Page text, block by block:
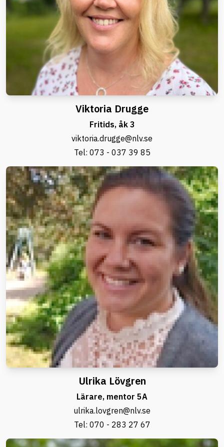
Viktoria Drugge
Fritids, åk 3
viktoria.drugge@nlv.se
Tel: 073 - 037 39 85
Ulrika Lövgren
Lärare, mentor 5A
ulrika.lovgren@nlv.se
Tel: 070 - 283 27 67